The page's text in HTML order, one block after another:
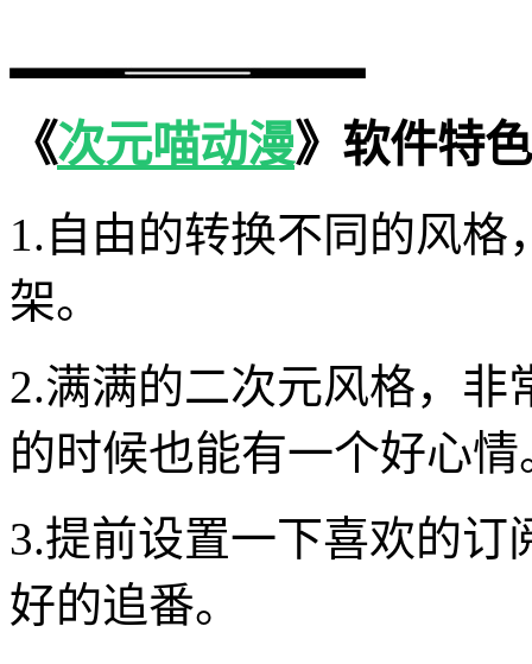
《次元喵动漫》软件特
1.自由的转换不同的风
架。
2.满满的二次元风格，
的时候也能有一个好心情
3.提前设置一下喜欢的
好的追番。